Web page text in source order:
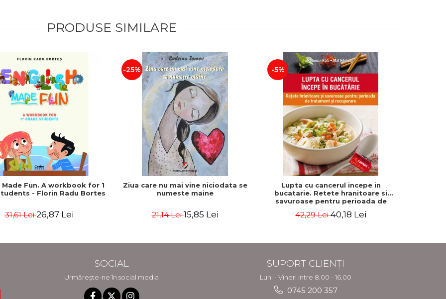
PRODUSE SIMILARE
Made Fun. A workbook for 1
- Florin Radu Bortes
31,61 Lei26,87 Lei
-25%
Ziua care nu mai vine niciodata se
numeste maine
21,14 Lei15,85 Lei
-5%
Lupta cu cancerul incepe in
bucatarie. Retete hranitoare si
savuroase pentru perioada de
tratament si recuperare - Rebecca
Katz, Mat Edelson
42,29 Lei40,18 Lei
SOCIAL
Urmărește-ne în social media
SUPORT CLIENȚI
Luni - Vineri intre 8.00 - 16.00
0745 200 357